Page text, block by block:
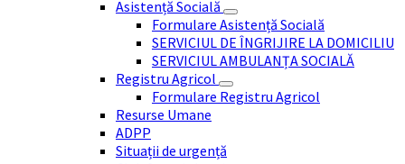
Asistență Socială
Formulare Asistență Socială
SERVICIUL DE ÎNGRIJIRE LA DOMICILIU
SERVICIUL AMBULANȚA SOCIALĂ
Registru Agricol
Formulare Registru Agricol
Resurse Umane
ADPP
Situații de urgență